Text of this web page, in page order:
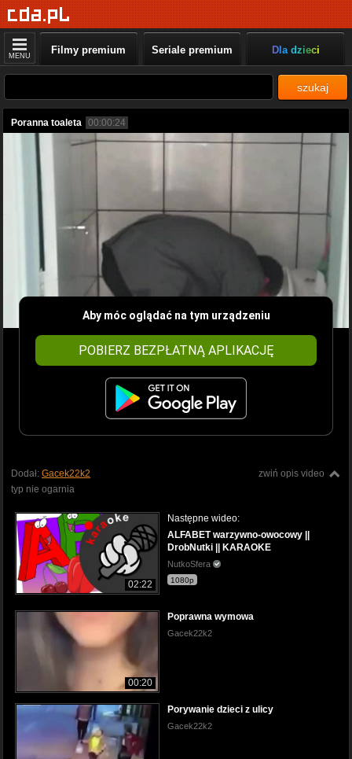
MENU Filmy premium Seriale premium Dla dzieci
szukaj
Poranna toaleta 00:00:24
Aby móc oglądać na tym urządzeniu
POBIERZ BEZPŁATNĄ APLIKACJĘ
zwiń opis video
Dodał: Gacek22k2
typ nie ogarnia
02:22
Następne wideo:
ALFABET warzywno-owocowy ||
DrobNutki || KARAOKE
NutkoSfera
1080p
00:20
Poprawna wymowa
Gacek22k2
Porywanie dzieci z ulicy
Gacek22k2